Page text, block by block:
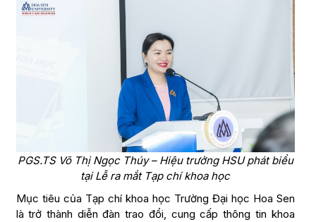
PGS.TS Võ Thị Ngọc Thúy – Hiệu trưởng HSU phát biểu
tại Lễ ra mắt Tạp chí khoa học
Mục tiêu của Tạp chí khoa học Trường Đại học Hoa Sen
là trở thành diễn đàn trao đổi, cung cấp thông tin khoa